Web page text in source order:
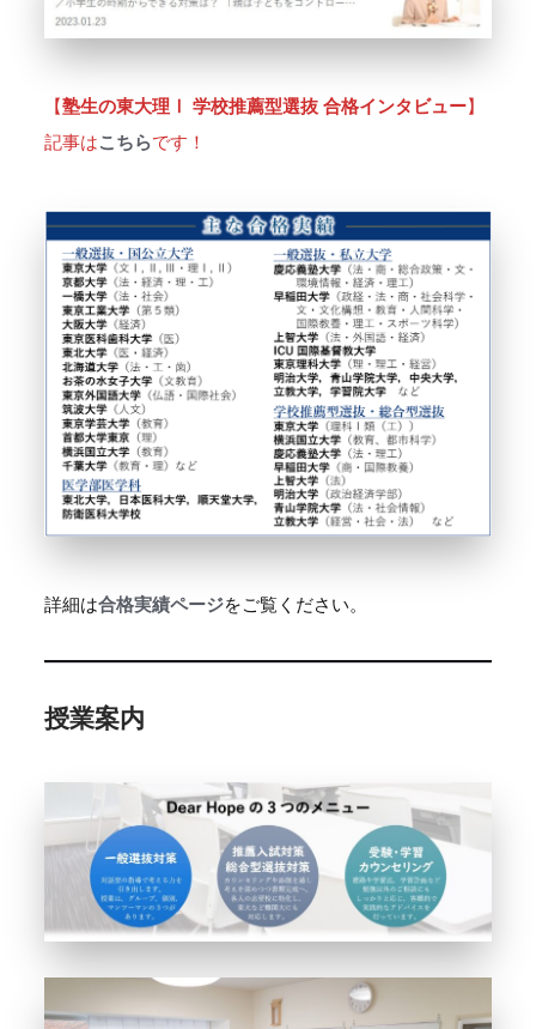
【塾生の東大理Ⅰ 学校推薦型選抜 合格インタビュー】
記事はこちらです！
詳細は合格実績ページをご覧ください。
授業案内